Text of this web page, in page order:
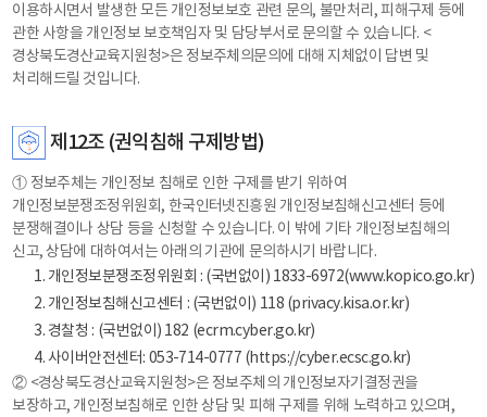
이용하시면서 발생한 모든 개인정보보호 관련 문의, 불만처리, 피해구제 등에
관한 사항을 개인정보 보호책임자 및 담당부서로 문의할 수 있습니다. <
경상북도경산교육지원청>은 정보주체의문의에 대해 지체없이 답변 및
처리해드릴 것입니다.
제12조 (권익침해 구제방법)
① 정보주체는 개인정보 침해로 인한 구제를 받기 위하여
개인정보분쟁조정위원회, 한국인터넷진흥원 개인정보침해신고센터 등에
분쟁해결이나 상담 등을 신청할 수 있습니다. 이 밖에 기타 개인정보침해의
신고, 상담에 대하여서는 아래의 기관에 문의하시기 바랍니다.
1. 개인정보분쟁조정위원회 : (국번없이) 1833-6972(www.kopico.go.kr)
2. 개인정보침해신고센터 : (국번없이) 118 (privacy.kisa.or.kr)
3. 경찰청 : (국번없이) 182 (ecrm.cyber.go.kr)
4. 사이버안전센터: 053-714-0777 (https://cyber.ecsc.go.kr)
② <경상북도경산교육지원청>은 정보주체의 개인정보자기결정권을
보장하고, 개인정보침해로 인한 상담 및 피해 구제를 위해 노력하고 있으며,